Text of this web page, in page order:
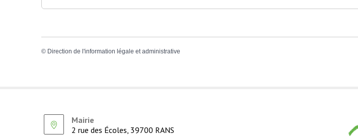
© Direction de l'information légale et administrative
Mairie
2 rue des Écoles, 39700 RANS